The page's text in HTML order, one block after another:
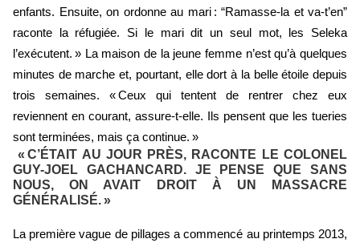
enfants. Ensuite, on ordonne au mari : “Ramasse-la et va-t’en”
raconte la réfugiée. Si le mari dit un seul mot, les Seleka
l’exécutent. » La maison de la jeune femme n’est qu’à quelques
minutes de marche et, pourtant, elle dort à la belle étoile depuis
trois semaines. « Ceux qui tentent de rentrer chez eux
reviennent en courant, assure-t-elle. Ils pensent que les tueries
sont terminées, mais ça continue. »
« C’ÉTAIT AU JOUR PRÈS, RACONTE LE COLONEL
GUY-JOEL GACHANCARD. JE PENSE QUE SANS
NOUS, ON AVAIT DROIT À UN MASSACRE
GÉNÉRALISÉ. »
La première vague de pillages a commencé au printemps 2013,